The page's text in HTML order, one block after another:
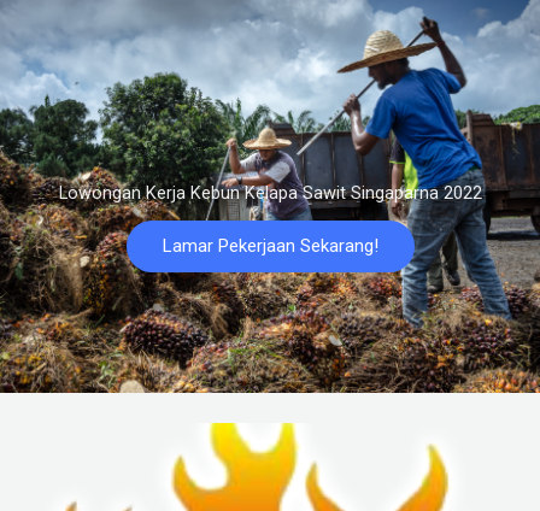
Lowongan Kerja Kebun Kelapa Sawit Singaparna 2022
Lamar Pekerjaan Sekarang!